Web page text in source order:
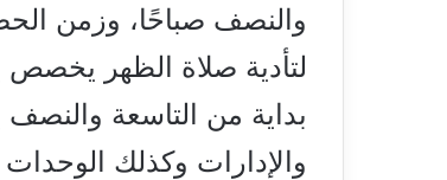
لتأدية صلاة الظهر يخصص
والإدارات وكذلك الوحدات